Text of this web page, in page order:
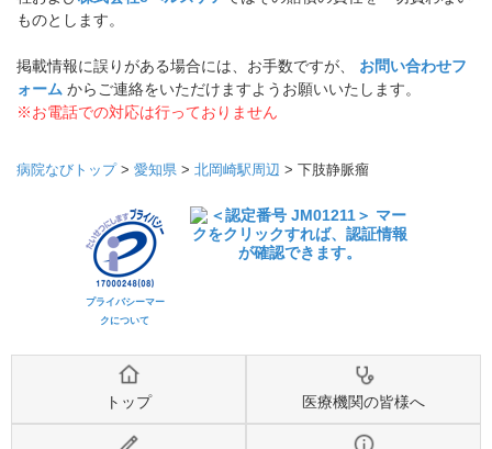
ものとします。
掲載情報に誤りがある場合には、お手数ですが、 お問い合わせフ
ォーム からご連絡をいただけますようお願いいたします。
※お電話での対応は行っておりません
病院なびトップ> 愛知県 > 北岡崎駅周辺 > 下肢静脈瘤
プライバシーマー
クについて
トップ 医療機関の皆様へ